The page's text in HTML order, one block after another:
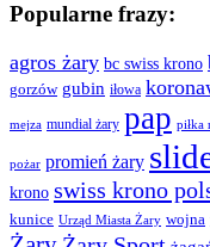
Popularne frazy:
agros żary bc swiss krono
gorzów gubin iłowa
mejza mundial żary pap piłka
pożar promień żary
krono swiss krono
kunice Urząd Miasta Żary wojna